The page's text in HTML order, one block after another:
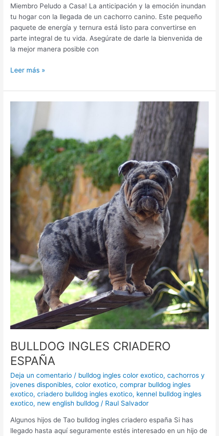
Miembro Peludo a Casa! La anticipación y la emoción inundan
tu hogar con la llegada de un cachorro canino. Este pequeño
paquete de energía y ternura está listo para convertirse en
parte integral de tu vida. Asegúrate de darle la bienvenida de
la mejor manera posible con
Leer más »
BULLDOG INGLES CRIADERO
ESPAÑA
Deja un comentario / bulldog ingles color exotico,cachorros y
jovenes disponibles,color exotico,comprar bulldog ingles
exotico,criadero bulldog ingles exotico, kennel bulldog ingles
exotico, new english bulldog / Raul Salvador
Algunos hijos de Tao bulldog ingles criadero españa Si has
llegado hasta aquí seguramente estés interesado en un hijo de
CRIADERO
ESPAÑA